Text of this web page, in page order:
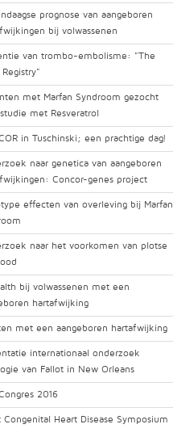
prognose van aangeboren
bij volwassenen
van trombo-embolisme: "The
met Marfan Syndroom gezocht
met Resveratrol
in Tuschinski; een prachtige dag!
naar genetica van aangeboren
Concor-genes project
effecten van overleving bij Marfan
naar het voorkomen van plotse
bij volwassenen met een
hartafwijking
met een aangeboren hartafwijking
internationaal onderzoek
van Fallot in New Orleans
2016
Congenital Heart Disease Symposium